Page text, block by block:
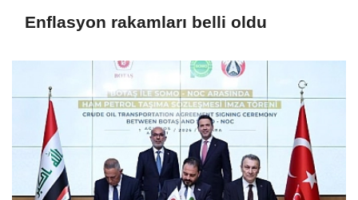
Enflasyon rakamları belli oldu